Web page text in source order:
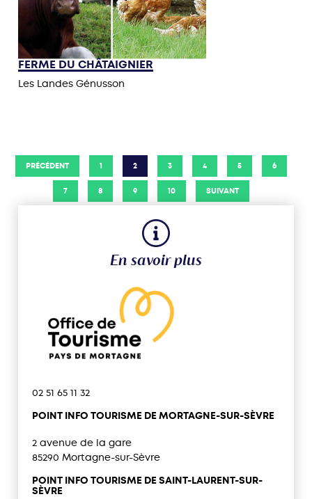
FERME DU CHÂTAIGNIER
Les Landes Génusson
PRÉCÉDENT 1 2 3 4 5 6
7 8 9 10 SUIVANT
En savoir plus
02 51 65 11 32
POINT INFO TOURISME DE MORTAGNE-SUR-SÈVRE
2 avenue de la gare
85290 Mortagne-sur-Sèvre
POINT INFO TOURISME DE SAINT-LAURENT-SUR-
SÈVRE